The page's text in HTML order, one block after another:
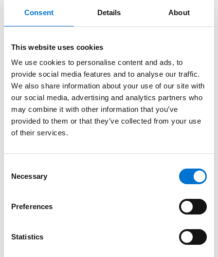
Consent Details About
This website uses cookies
We use cookies to personalise content and ads, to
provide social media features and to analyse our traffic.
We also share information about your use of our site with
our social media, advertising and analytics partners who
may combine it with other information that you’ve
provided to them or that they’ve collected from your use
of their services.
Selection
Necessary
Preferences
Statistics
La qualité TECHNAL garantit des performances
rideaux classiques ou de façades blindées. La technologie
de rupture de pont thermique intégrée assure des capacités
d’isolation exceptionnelles. Les exigences balistiques que
nous respectons n’entament en rien l’excellence de nos
Application et accompagnement
TECHNAL
Toutes les façades pare-balles sont installées par des
membres de notre réseau d’Aluminiers Agréés TECHNAL.
Ces professionnels sont spécifiquement formés à la
manipulation de ce type de modules. Leur équipement,